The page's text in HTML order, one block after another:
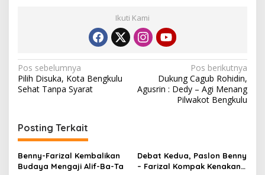
Ikuti Kami
Navigasi
pos
Pos sebelumnya
Pilih Disuka, Kota Bengkulu
Sehat Tanpa Syarat
Pos berikutnya
Dukung Cagub Rohidin,
Agusrin : Dedy – Agi Menang
Pilwakot Bengkulu
Posting Terkait
Benny-Farizal Kembalikan
Budaya Mengaji Alif-Ba-Ta
Debat Kedua, Paslon Benny
– Farizal Kompak Kenakan